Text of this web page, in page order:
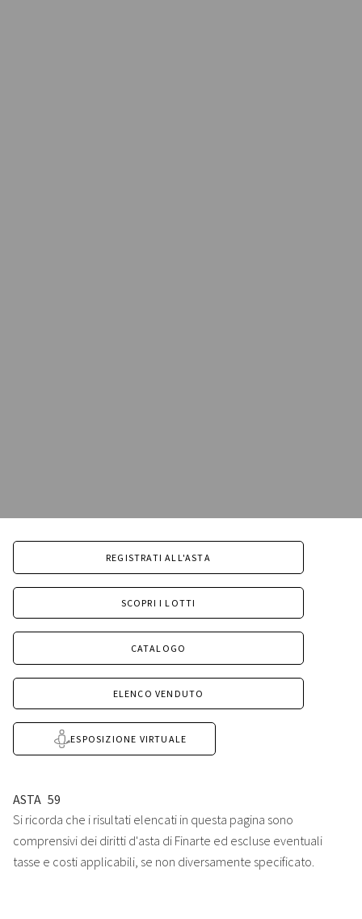
REGISTRATI ALL'ASTA
SCOPRI I LOTTI
CATALOGO
ELENCO VENDUTO
ESPOSIZIONE VIRTUALE
ASTA 59
Si ricorda che i risultati elencati in questa pagina sono
comprensivi dei diritti d'asta di Finarte ed escluse eventuali
tasse e costi applicabili, se non diversamente specificato.